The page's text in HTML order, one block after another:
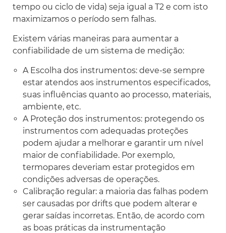
tempo ou ciclo de vida) seja igual a T2 e com isto
maximizamos o período sem falhas.
Existem várias maneiras para aumentar a
confiabilidade de um sistema de medição:
A Escolha dos instrumentos: deve-se sempre
estar atendos aos instrumentos especificados,
suas influências quanto ao processo, materiais,
ambiente, etc.
A Proteção dos instrumentos: protegendo os
instrumentos com adequadas proteções
podem ajudar a melhorar e garantir um nível
maior de confiabilidade. Por exemplo,
termopares deveriam estar protegidos em
condições adversas de operações.
Calibração regular: a maioria das falhas podem
ser causadas por drifts que podem alterar e
gerar saídas incorretas. Então, de acordo com
as boas práticas da instrumentação